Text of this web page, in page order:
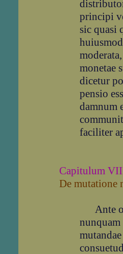
principi
sic quasi
monetae
dicetur
pensio
damnum
faciliter
Capitulum
De mutatione
Ante
nunquam